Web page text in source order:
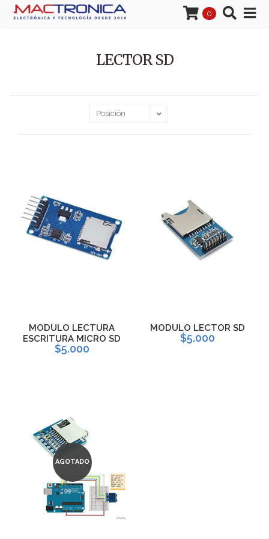
0
LECTOR SD
MODULO LECTURA
ESCRITURA MICRO SD
$5.000
MODULO LECTOR SD
$5.000
AGOTADO